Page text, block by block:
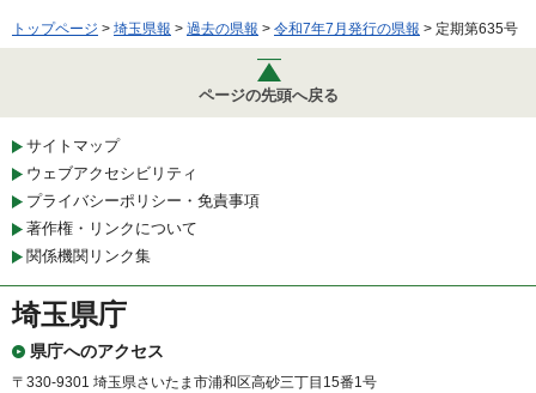
トップページ > 埼玉県報 > 過去の県報 > 令和7年7月発行の県報 > 定期第635号
ページの先頭へ戻る
サイトマップ
ウェブアクセシビリティ
プライバシーポリシー・免責事項
著作権・リンクについて
関係機関リンク集
埼玉県庁
県庁へのアクセス
〒330-9301 埼玉県さいたま市浦和区高砂三丁目15番1号